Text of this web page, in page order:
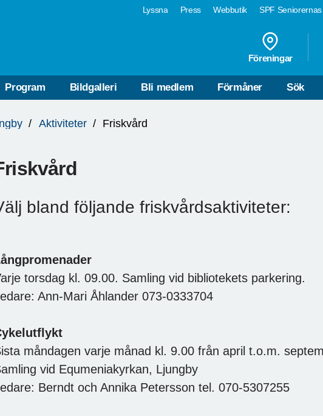
Lyssna Press Webbutik SPF
Föreningar
Program Bildgalleri Bli medlem Förmåner Sök
Aktiviteter Friskvård
bland följande friskvårdsaktiviteter:
torsdag kl. 09.00. Samling vid bibliotekets parkering.
Ann-Mari Åhlander 073-0333704
måndagen varje månad kl. 9.00 från april t.o.m.
vid Equmeniakyrkan, Ljungby
Berndt och Annika Petersson tel. 070-5307255